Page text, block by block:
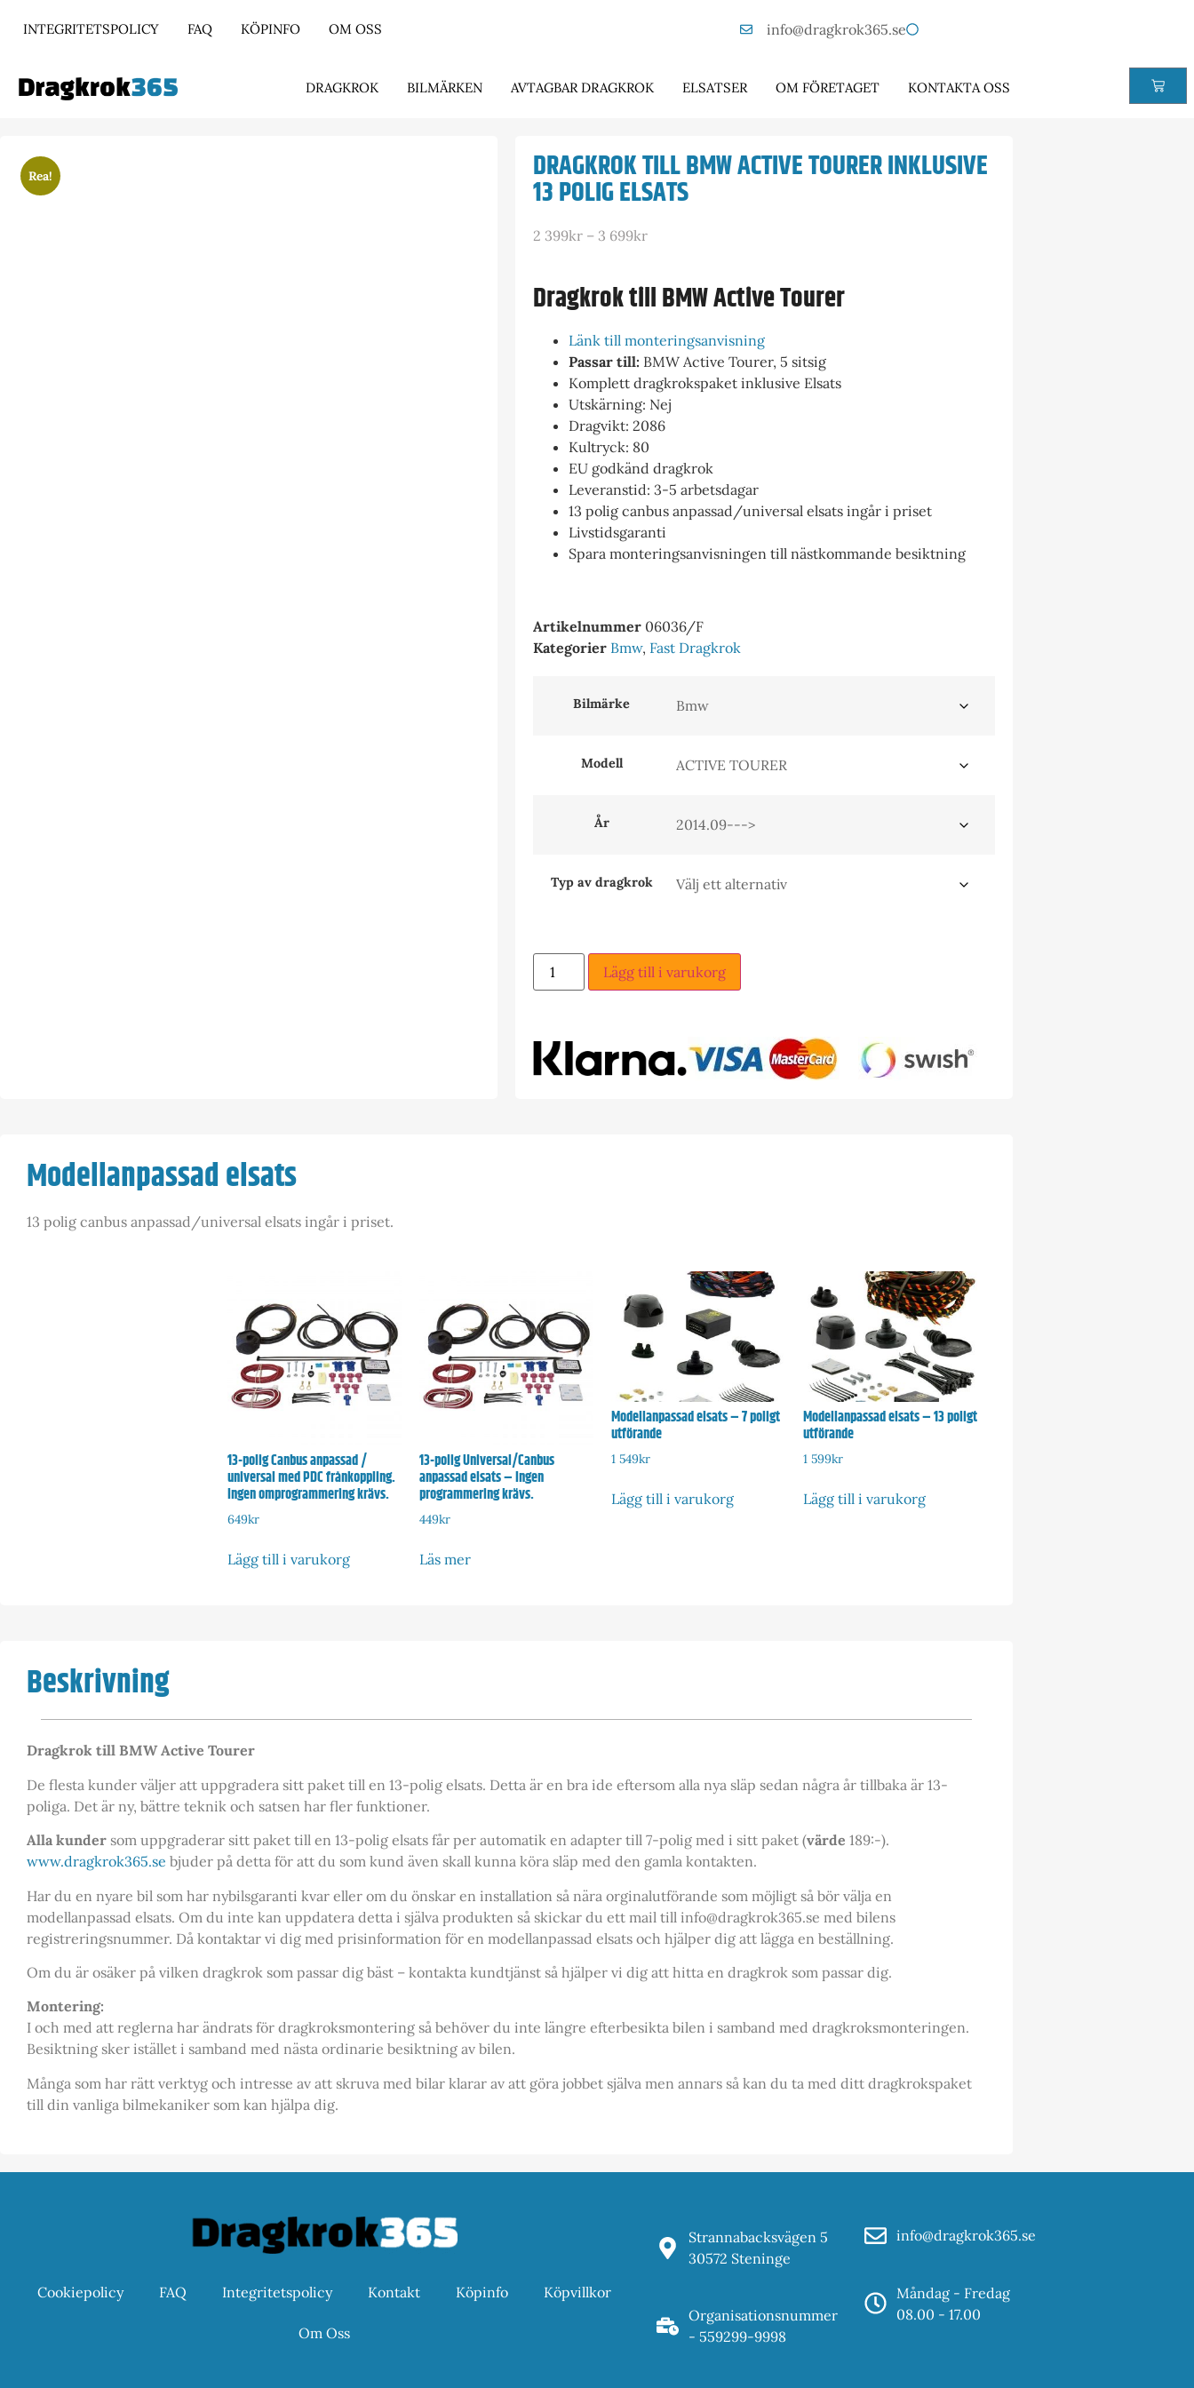
INTEGRITETSPOLICY FAQ KÖPINFO OM OSS info@dragkrok365.se
DRAGKROK BILMÄRKEN AVTAGBAR DRAGKROK ELSATSER OM FÖRETAGET KONTAKTA OSS
Rea! DRAGKROK TILL BMW ACTIVE TOURER INKLUSIVE
13 POLIG ELSATS
2 399kr – 3 699kr
Dragkrok till BMW Active Tourer
Länk till monteringsanvisning
Passar till: BMW Active Tourer, 5 sitsig
Komplett dragkrokspaket inklusive Elsats
Utskärning: Nej
Dragvikt: 2086
Kultryck: 80
EU godkänd dragkrok
Leveranstid: 3-5 arbetsdagar
13 polig canbus anpassad/universal elsats ingår i priset
Livstidsgaranti
Spara monteringsanvisningen till nästkommande besiktning
Artikelnummer 06036/F
Kategorier Bmw, Fast Dragkrok
Bilmärke
Modell
År
Typ av dragkrok
Lägg till i varukorg
Modellanpassad elsats
13 polig canbus anpassad/universal elsats ingår i priset.
13-polig Canbus anpassad /
universal med PDC frånkoppling.
Ingen omprogrammering krävs.
649kr
Lägg till i varukorg
13-polig Universal/Canbus
anpassad elsats – Ingen
programmering krävs.
449kr
Läs mer
Modellanpassad elsats – 7 poligt
utförande
1 549kr
Lägg till i varukorg
Modellanpassad elsats – 13 poligt
utförande
1 599kr
Lägg till i varukorg
Beskrivning
Dragkrok till BMW Active Tourer
De flesta kunder väljer att uppgradera sitt paket till en 13-polig elsats. Detta är en bra ide eftersom alla nya släp sedan några år tillbaka är 13-
poliga. Det är ny, bättre teknik och satsen har fler funktioner.
Alla kunder som uppgraderar sitt paket till en 13-polig elsats får per automatik en adapter till 7-polig med i sitt paket (värde 189:-).
www.dragkrok365.se bjuder på detta för att du som kund även skall kunna köra släp med den gamla kontakten.
Har du en nyare bil som har nybilsgaranti kvar eller om du önskar en installation så nära orginalutförande som möjligt så bör välja en
modellanpassad elsats. Om du inte kan uppdatera detta i själva produkten så skickar du ett mail till info@dragkrok365.se med bilens
registreringsnummer. Då kontaktar vi dig med prisinformation för en modellanpassad elsats och hjälper dig att lägga en beställning.
Om du är osäker på vilken dragkrok som passar dig bäst – kontakta kundtjänst så hjälper vi dig att hitta en dragkrok som passar dig.
Montering:
I och med att reglerna har ändrats för dragkroksmontering så behöver du inte längre efterbesikta bilen i samband med dragkroksmonteringen.
Besiktning sker istället i samband med nästa ordinarie besiktning av bilen.
Många som har rätt verktyg och intresse av att skruva med bilar klarar av att göra jobbet själva men annars så kan du ta med ditt dragkrokspaket
till din vanliga bilmekaniker som kan hjälpa dig.
Cookiepolicy FAQ Integritetspolicy Kontakt Köpinfo Köpvillkor
Om Oss
Strannabacksvägen 5
30572 Steninge
Organisationsnummer
- 559299-9998
info@dragkrok365.se
Måndag - Fredag
08.00 - 17.00